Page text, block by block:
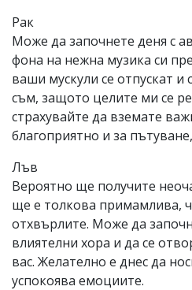
Рак
Може да започнете деня с
фона на нежна музика си
ваши мускули се отпускат и
съм, защото целите ми се
страхувайте да вземате
благоприятно и за
Лъв
Вероятно ще получите
ще е толкова примамлива,
отхвърлите. Може да
влиятелни хора и да се
вас. Желателно е днес да
успокоява емоциите.